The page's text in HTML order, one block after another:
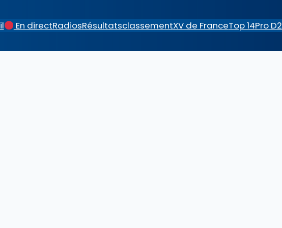
En directRadiosRésultatsclassementXV de FranceTop 14Pro D2